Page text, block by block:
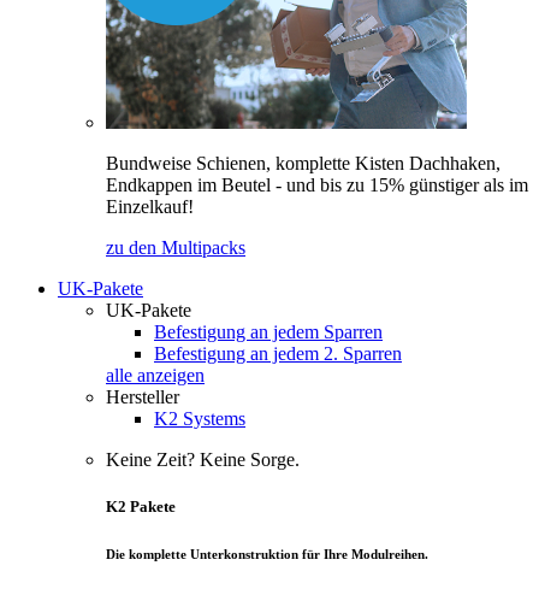
Bundweise Schienen, komplette Kisten Dachhaken,
Endkappen im Beutel - und bis zu 15% günstiger als im
Einzelkauf!
zu den Multipacks
UK-Pakete
UK-Pakete
Befestigung an jedem Sparren
Befestigung an jedem 2. Sparren
alle anzeigen
Hersteller
K2 Systems
Keine Zeit? Keine Sorge.
K2 Pakete
Die komplette Unterkonstruktion für Ihre Modulreihen.